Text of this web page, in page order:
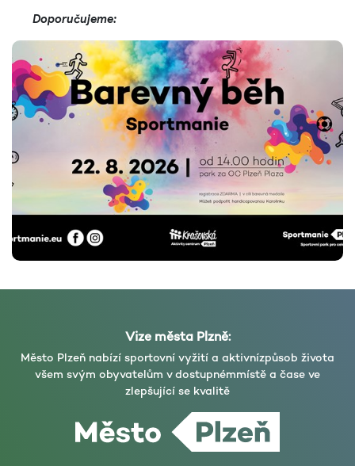
Doporučujeme:
Vize města Plzně:
Město Plzeň nabízí sportovní vyžití a aktivnízpůsob života
všem svým obyvatelům v dostupnémmístě a čase ve
zlepšující se kvalitě